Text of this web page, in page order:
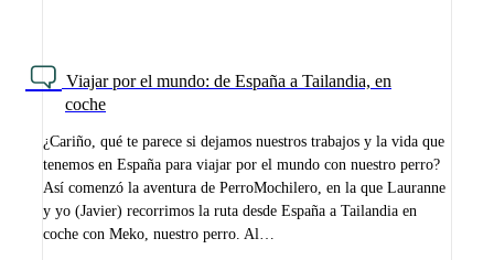
Viajar por el mundo: de España a Tailandia, en
coche
¿Cariño, qué te parece si dejamos nuestros trabajos y la vida que
tenemos en España para viajar por el mundo con nuestro perro?
Así comenzó la aventura de PerroMochilero, en la que Lauranne
y yo (Javier) recorrimos la ruta desde España a Tailandia en
coche con Meko, nuestro perro. Al…